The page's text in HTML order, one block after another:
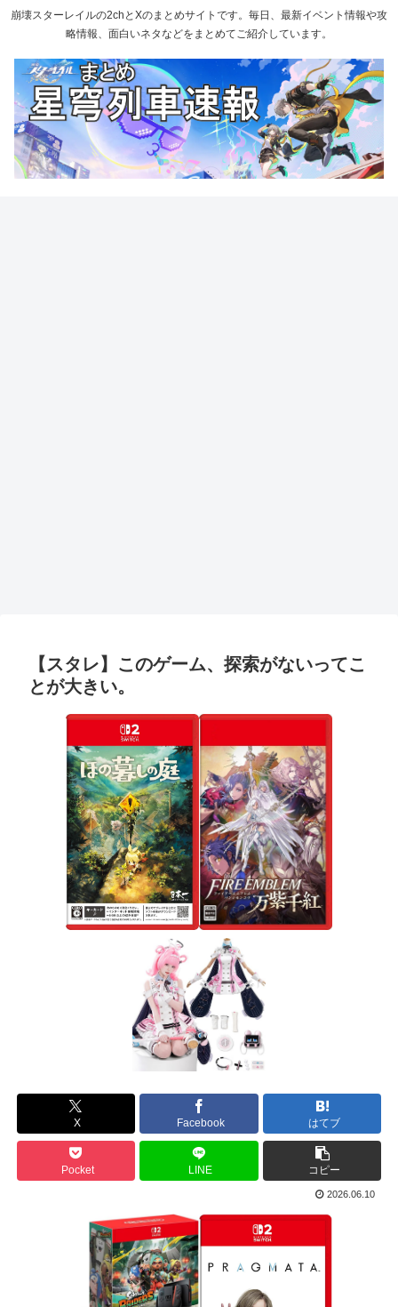
崩壊スターレイルの2chとXのまとめサイトです。毎日、最新イベント情報や攻
略情報、面白いネタなどをまとめてご紹介しています。
【スタレ】このゲーム、探索がないってこ
とが大きい。
X Facebook はてブ
Pocket LINE コピー
2026.06.10